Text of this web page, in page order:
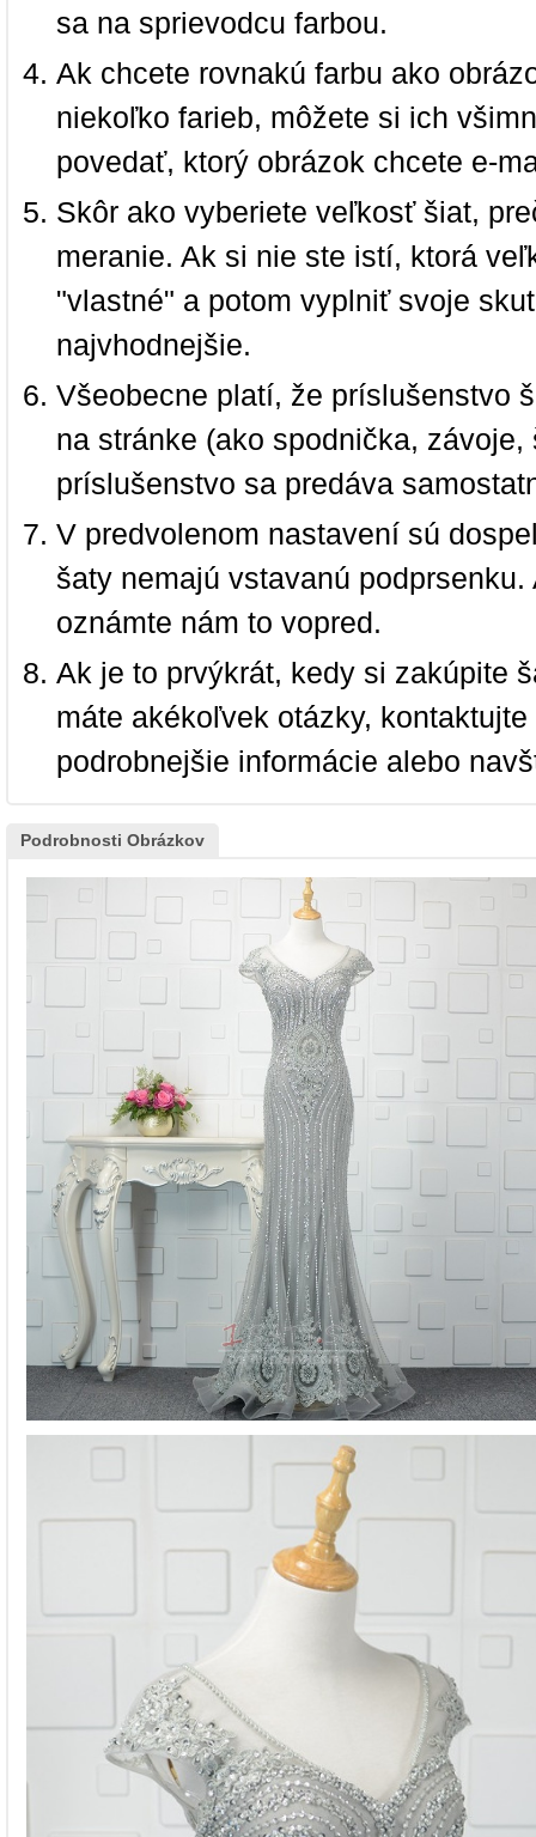
sa na sprievodcu farbou.
Ak chcete rovnakú farbu ako
niekoľko farieb, môžete si ich
povedať, ktorý obrázok chcete e-
Skôr ako vyberiete veľkosť šiat,
meranie. Ak si nie ste istí, ktorá
"vlastné" a potom vyplniť svoje
najvhodnejšie.
Všeobecne platí, že príslušenstvo
na stránke (ako spodnička,
príslušenstvo sa predáva
V predvolenom nastavení sú
šaty nemajú vstavanú
oznámte nám to vopred.
Ak je to prvýkrát, kedy si zakúpite
máte akékoľvek otázky,
podrobnejšie informácie alebo
Podrobnosti Obrázkov